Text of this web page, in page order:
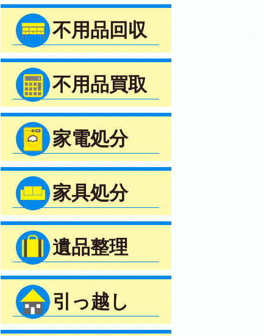
不用品回収
不用品買取
家電処分
家具処分
遺品整理
引っ越し